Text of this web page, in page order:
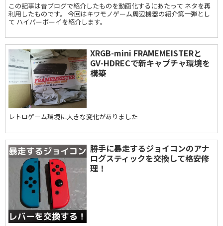
この記事は昔ブログで紹介したものを動画化するにあたって ネタを再
利用したものです。 今回はキワモノゲーム周辺機器の紹介第一弾とし
て ハイパーボーイを紹介します。
XRGB-mini FRAMEMEISTERと
GV-HDRECで新キャプチャ環境を
構築
レトロゲーム環境に大きな変化がありました
勝手に暴走するジョイコンのアナ
ログスティックを交換して格安修
理！